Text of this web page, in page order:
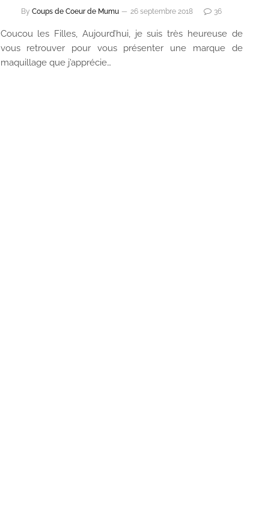
By Coups de Coeur de Mumu 26 septembre 2018 36
Coucou les Filles, Aujourd’hui, je suis très heureuse de
vous retrouver pour vous présenter une marque de
maquillage que j’apprécie…